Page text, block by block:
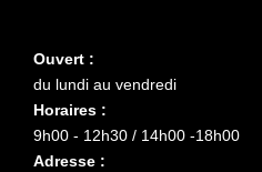
Ouvert :
du lundi au vendredi
Horaires :
9h00 - 12h30 / 14h00 -18h00
Adresse :